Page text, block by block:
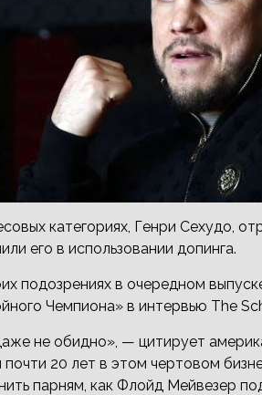
категориях, Генри Сехудо,
его в использовании допинга.
подозрениях в очередном
Чемпиона» в интервью The
не обидно», — цитирует
почти 20 лет в этом чертовом
парням, как Флойд Мейвезер